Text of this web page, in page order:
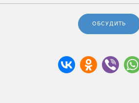
ОБСУДИТЬ